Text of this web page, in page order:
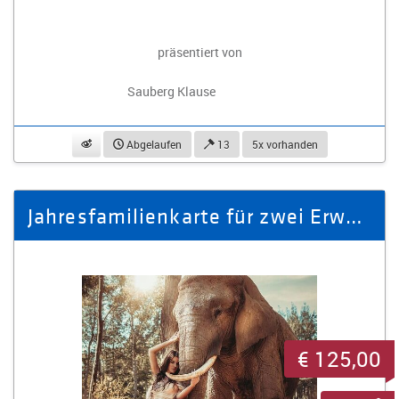
präsentiert von
Sauberg Klause
beobachtenAbgelaufen 13 5x vorhanden
Jahresfamilienkarte für zwei Erwachsene & drei Kinder
€ 125,00